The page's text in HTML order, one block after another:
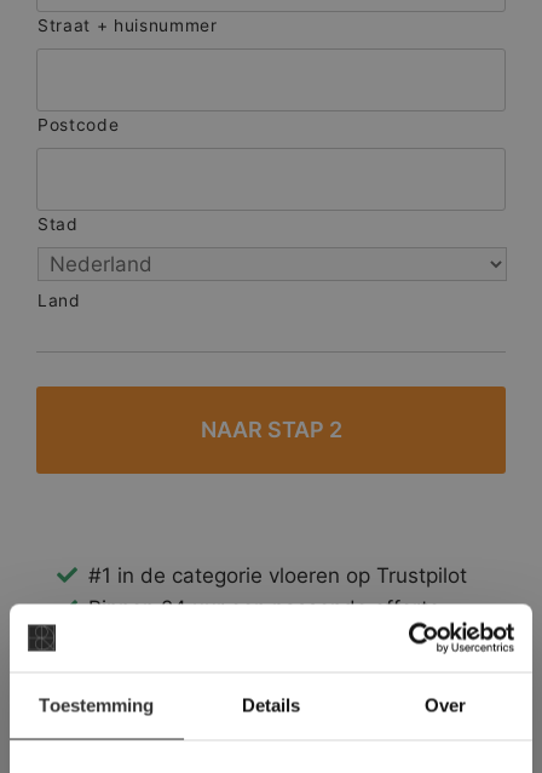
Toestemming Details Over
Straat + huisnummer
Postcode
Stad
Land
#1 in de categorie vloeren op Trustpilot
Binnen 24 uur een passende offerte
Legwerk vanuit het tegelzettersgilde
Meer dan 500 m2 showtuin
Deze website maakt
gebruik van cookies.